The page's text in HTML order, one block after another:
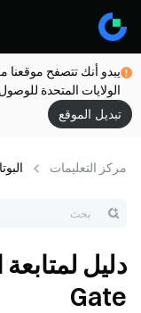
يبدو أنك تتصفح موقعنا
الولايات المتحدة
تبديل الموقع
مركز التعلیمات
دليل
Gate